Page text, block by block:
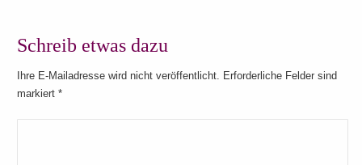
Schreib etwas dazu
Ihre E-Mailadresse wird nicht veröffentlicht. Erforderliche Felder sind
markiert*